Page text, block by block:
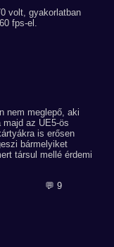
volt, gyakorlatban
fps-el.
nem meglepő, aki
az UE5-ös
is erősen
bármelyiket
társul mellé érdemi
💬 9